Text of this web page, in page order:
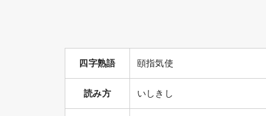
四字熟語 頤指気使
読み方 いしきし